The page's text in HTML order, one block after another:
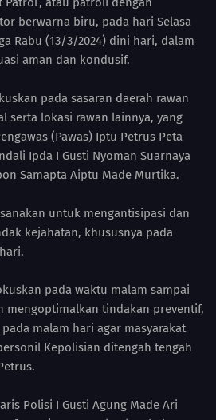
berwarna biru, pada hari Selasa
Rabu (13/3/2024) dini hari, dalam
aman dan kondusif.
pada sasaran daerah rawan
serta lokasi rawan lainnya, yang
(Pawas) Iptu Petrus Peta
Ipda I Gusti Nyoman Suarnaya
Samapta Aiptu Made Murtika.
untuk mengantisipasi dan
kejahatan, khususnya pada
pada waktu malam sampai
mengoptimalkan tindakan preventif,
malam hari agar masyarakat
Kepolisian ditengah tengah
Polisi I Gusti Agung Made Ari